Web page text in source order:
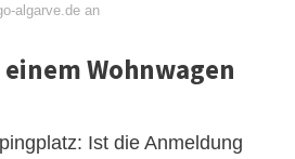
algarve.de an
Wohnwagen
Ist die Anmeldung